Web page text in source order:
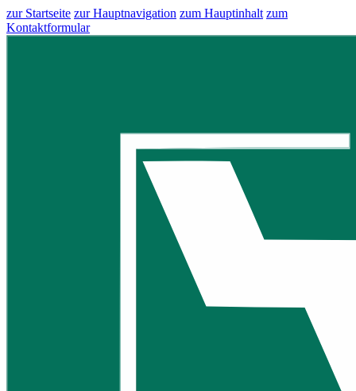
zur Startseite zur Hauptnavigation zum Hauptinhalt zum
Kontaktformular